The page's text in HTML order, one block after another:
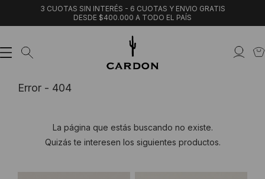
3 CUOTAS SIN INTERÉS - 6 CUOTAS Y ENVIO GRATIS
DESDE $400.000 A TODO EL PAÍS
Error - 404
La página que estás buscando no existe.
Quizás te interesen los siguientes productos.